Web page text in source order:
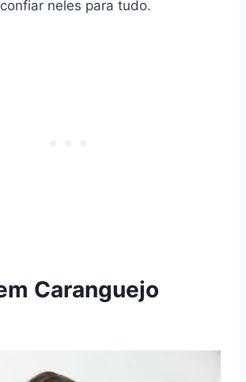
neles para tudo.
Caranguejo